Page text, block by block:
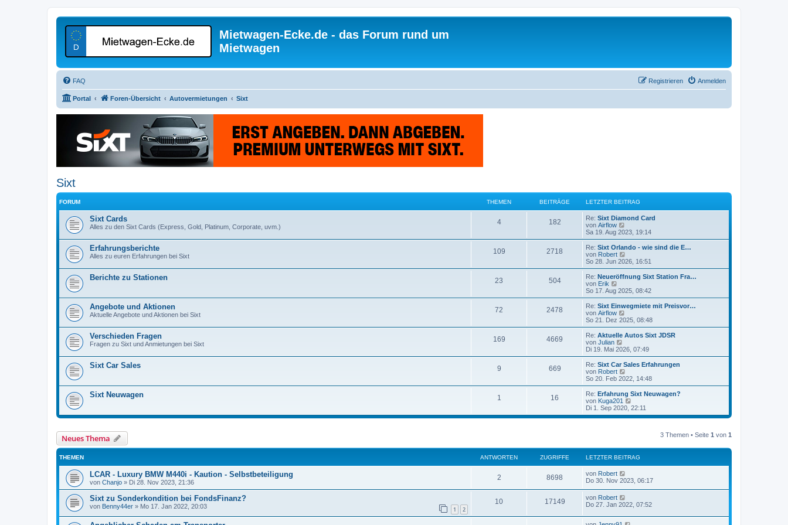
Mietwagen-Ecke.de - das Forum rund um
Mietwagen
FAQ Anmelden
Registrieren
Portal Foren-Übersicht Autovermietungen Sixt
Sixt
FORUM THEMEN BEITRÄGE LETZTER BEITRAG
Sixt Cards
Alles zu den Sixt Cards (Express, Gold, Platinum, Corporate, uvm.)
4 182 Re: Sixt Diamond Card
von Airflow
e
u
e
t
B
e
i
r
g
Sa 19. Aug 2023, 19:14
Erfahrungsberichte
Alles zu euren Erfahrungen bei Sixt
109 2718 Re: Sixt Orlando - wie sind die E…
von Robert
e
u
e
t
B
e
i
r
g
So 28. Jun 2026, 16:51
Berichte zu Stationen 23 504 Re: Neueröffnung Sixt Station Fra…
von Erik
e
u
e
s
t
r
B
e
i
r
a
g
So 17. Aug 2025, 08:42
Angebote und Aktionen
Aktuelle Angebote und Aktionen bei Sixt
72 2478 Re: Sixt Einwegmiete mit Preisvor…
von Airflow
e
u
e
t
r
B
e
i
r
a
g
So 21. Dez 2025, 08:48
Verschieden Fragen
Fragen zu Sixt und Anmietungen bei Sixt
169 4669 Re: Aktuelle Autos Sixt JDSR
von Julian
e
u
e
s
t
B
e
i
t
Di 19. Mai 2026, 07:49
Sixt Car Sales 9 669 Re: Sixt Car Sales Erfahrungen
von Robert
e
u
e
s
t
e
r
t
r
So 20. Feb 2022, 14:48
Sixt Neuwagen 1 16 Re: Erfahrung Sixt Neuwagen?
von Kuga201
e
u
r
B
t
r
a
Di 1. Sep 2020, 22:11
Neues Thema 3 Themen • Seite 1 von 1
THEMEN ANTWORTEN ZUGRIFFE LETZTER BEITRAG
LCAR - Luxury BMW M440i - Kaution - Selbstbeteiligung
von Chanjo » Di 28. Nov 2023, 21:36
2 8698 von Robert
Do 30. Nov 2023, 06:17
Sixt zu Sonderkondition bei FondsFinanz?
von Benny44er » Mo 17. Jan 2022, 20:03 1 2
10 17149 von Robert
Do 27. Jan 2022, 07:52